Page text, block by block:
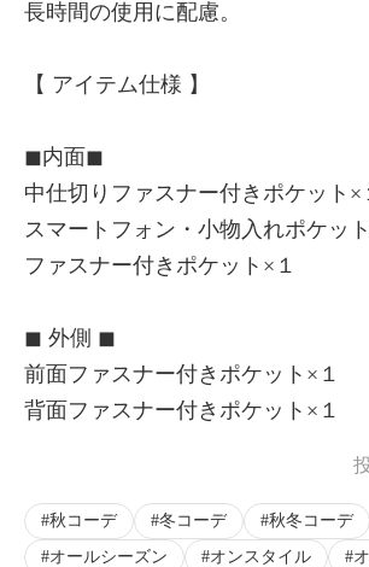
長時間の使用に配慮。
【 アイテム仕様 】
◼︎内面◼︎
中仕切りファスナー付きポケット×
スマートフォン・小物入れポケッ
ファスナー付きポケット×１
◼︎ 外側 ◼︎
前面ファスナー付きポケット×１
背面ファスナー付きポケット×１
秋コーデ 冬コーデ
秋冬コーデ
オールシーズン
オンスタイル